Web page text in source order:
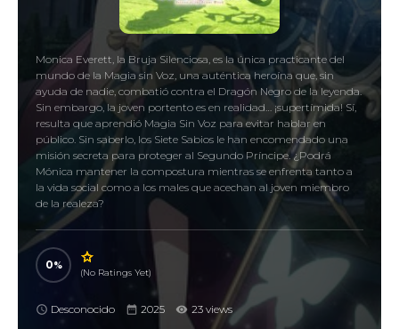
Monica Everett, la Bruja Silenciosa, es la única practicante del
mundo de la Magia sin Voz, una auténtica heroína que, sin
ayuda de nadie, combatió contra el Dragón Negro de la leyenda.
Sin embargo, la joven portento es en realidad… ¡supertímida! Sí,
resulta que aprendió Magia Sin Voz para evitar hablar en
público. Sin saberlo, los Siete Sabios le han encomendado una
misión secreta para proteger al Segundo Príncipe. ¿Podrá
Mónica mantener la compostura mientras se enfrenta tanto a
la vida social como a los males que acechan al joven miembro
de la realeza?
0
(No Ratings Yet)
Desconocido 2025 23 views